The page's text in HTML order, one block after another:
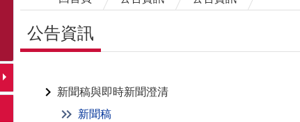
公告資訊
新聞稿與即時新聞澄清
新聞稿